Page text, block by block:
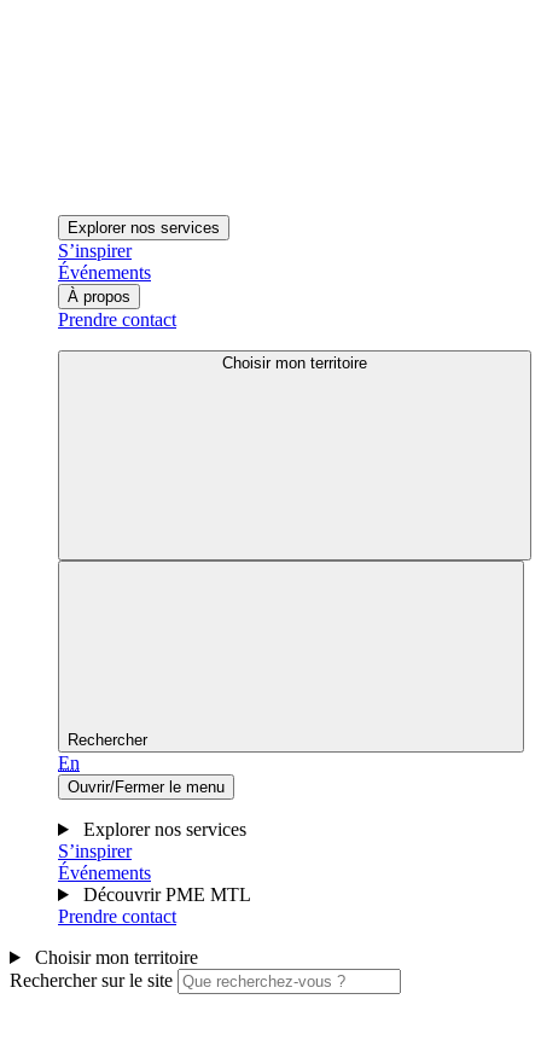
Explorer nos services
S’inspirer
Événements
À propos
Prendre contact
Choisir mon territoire
Rechercher
En
Ouvrir/Fermer le menu
Explorer nos services
S’inspirer
Événements
Découvrir PME MTL
Prendre contact
Choisir mon territoire
Rechercher sur le site